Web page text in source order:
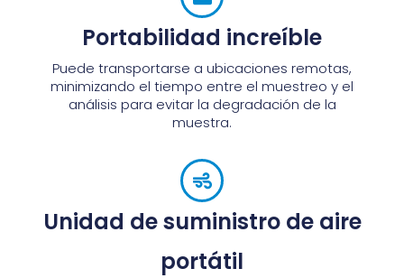
Portabilidad increíble
Puede transportarse a ubicaciones remotas,
minimizando el tiempo entre el muestreo y el
análisis para evitar la degradación de la
muestra.
Unidad de suministro de aire
portátil